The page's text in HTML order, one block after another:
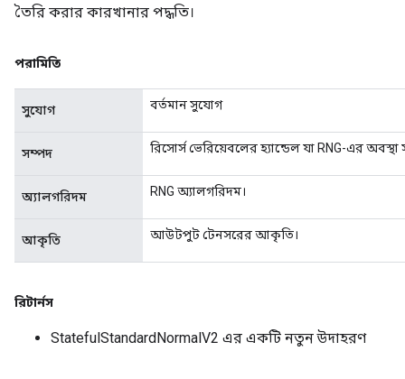
তৈরি করার কারখানার পদ্ধতি।
পরামিতি
সুযোগ বর্তমান সুযোগ
সম্পদ রিসোর্স ভেরিয়েবলের হ্যান্ডেল যা RNG-এর অবস্থা
অ্যালগরিদম RNG অ্যালগরিদম।
আকৃতি আউটপুট টেনসরের আকৃতি।
রিটার্নস
StatefulStandardNormalV2 এর একটি নতুন উদাহরণ